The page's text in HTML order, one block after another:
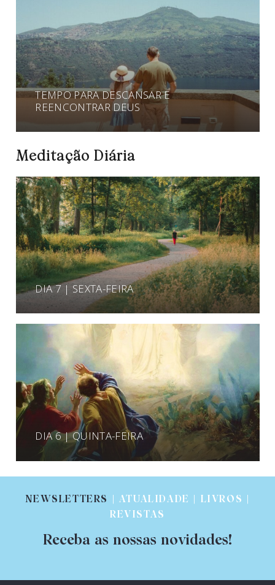
TEMPO PARA DESCANSAR E
REENCONTRAR DEUS
Meditação Diária
DIA 7 | SEXTA-FEIRA
DIA 6 | QUINTA-FEIRA
NEWSLETTERS
| ATUALIDADE | LIVROS |
REVISTAS
Receba as nossas novidades!